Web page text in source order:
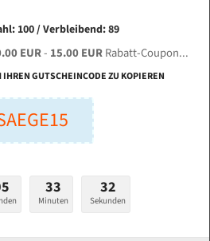
350 S-G-HA für 4400 mm
Bandsägeblätter
(mm):
+ Zahnteilung:
mm
100 / Verbleibend: 89
EUR- 15.00 EURRabatt-Coupon...
GUTSCHEINCODE ZU KOPIEREN
33
Minuten
31
Sekunden